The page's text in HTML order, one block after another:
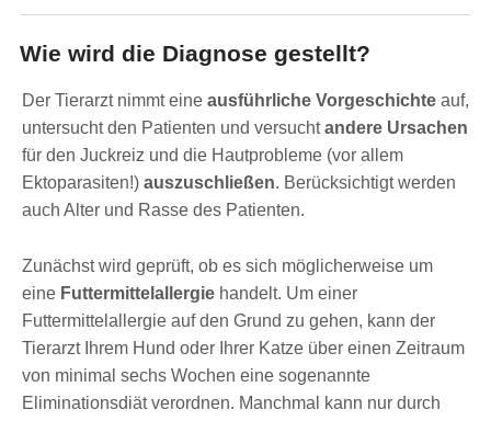
Wie wird die Diagnose gestellt?
Der Tierarzt nimmt eine ausführliche Vorgeschichteauf,
untersucht den Patienten und versuchtandere Ursachen
für den Juckreiz und die Hautprobleme (vor allem
Ektoparasiten!) auszuschließen. Berücksichtigt werden
auch Alter und Rasse des Patienten.
Zunächst wird geprüft, ob es sich möglicherweise um
eine Futtermittelallergie handelt. Um einer
Futtermittelallergie auf den Grund zu gehen, kann der
Tierarzt Ihrem Hund oder Ihrer Katze über einen Zeitraum
von minimal sechs Wochen eine sogenannte
Eliminationsdiät verordnen. Manchmal kann nur durch